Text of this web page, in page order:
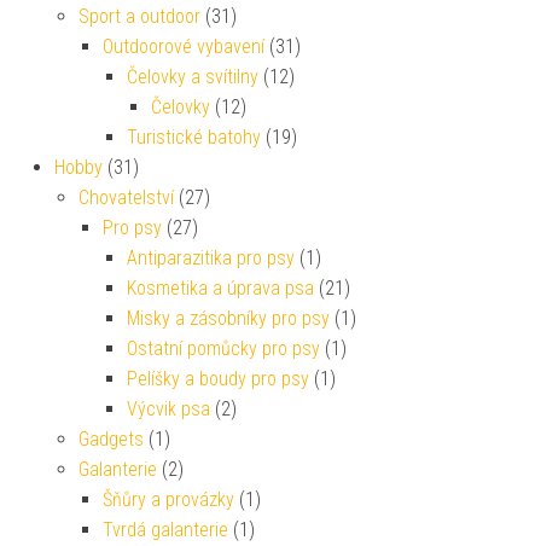
Sport a outdoor (31)
Outdoorové vybavení (31)
Čelovky a svítilny (12)
Čelovky (12)
Turistické batohy (19)
Hobby (31)
Chovatelství (27)
Pro psy (27)
Antiparazitika pro psy (1)
Kosmetika a úprava psa (21)
Misky a zásobníky pro psy (1)
Ostatní pomůcky pro psy (1)
Pelíšky a boudy pro psy (1)
Výcvik psa (2)
Gadgets (1)
Galanterie (2)
Šňůry a provázky (1)
Tvrdá galanterie (1)